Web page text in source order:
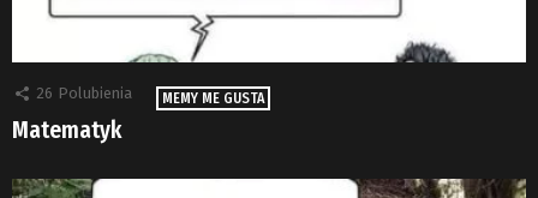
26 Polubienia MEMY ME GUSTA
Matematyk